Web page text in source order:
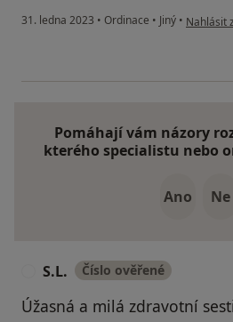
31. ledna 2023 • Ordinace • Jiný • podle
Nahlásit
Pomáhají vám názory
kterého specialistu nebo
Ano Ne
S.L. Číslo ověřené
Úžasná a milá zdravotní